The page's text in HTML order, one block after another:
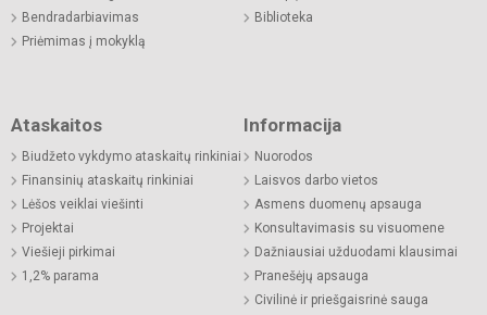
Bendradarbiavimas
Priėmimas į mokyklą
Biblioteka
Ataskaitos
Biudžeto vykdymo ataskaitų rinkiniai
Finansinių ataskaitų rinkiniai
Lėšos veiklai viešinti
Projektai
Viešieji pirkimai
1,2% parama
Informacija
Nuorodos
Laisvos darbo vietos
Asmens duomenų apsauga
Konsultavimasis su visuomene
Dažniausiai užduodami klausimai
Pranešėjų apsauga
Civilinė ir priešgaisrinė sauga